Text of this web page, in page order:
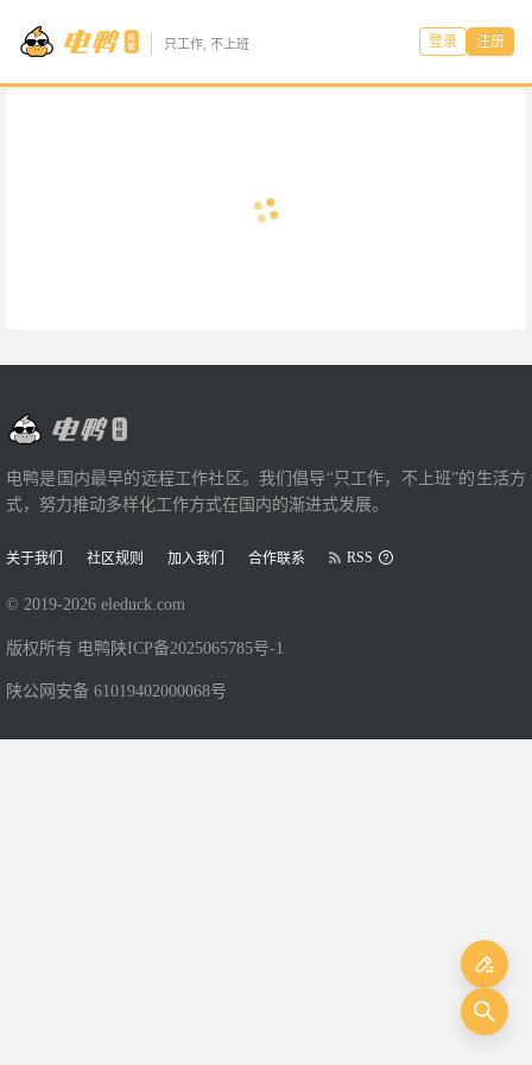
只工作, 不上班 登录 注册
电鸭是国内最早的远程工作社区。我们倡导“只工作，不上班”的生活方
式，努力推动多样化工作方式在国内的渐进式发展。
关于我们 社区规则 加入我们 合作联系 RSS
© 2019-2026 eleduck.com
版权所有 电鸭 陕ICP备2025065785号-1
陕公网安备 61019402000068号